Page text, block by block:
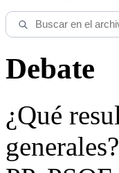
Debate
¿Qué
generales?